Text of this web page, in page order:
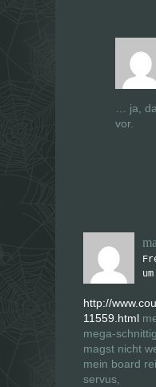
… ja,
vor.
http://
11559.html
mega-
magst nicht
mein board
servus,